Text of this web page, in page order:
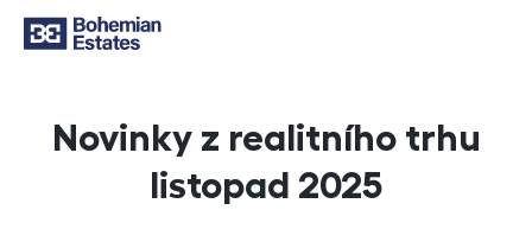
Novinky z realitního trhu
listopad 2025